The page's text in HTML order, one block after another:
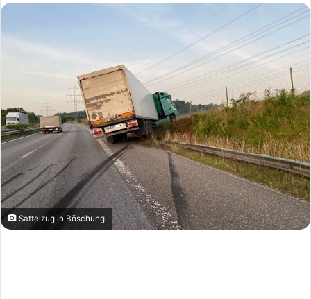
Sattelzug in Böschung